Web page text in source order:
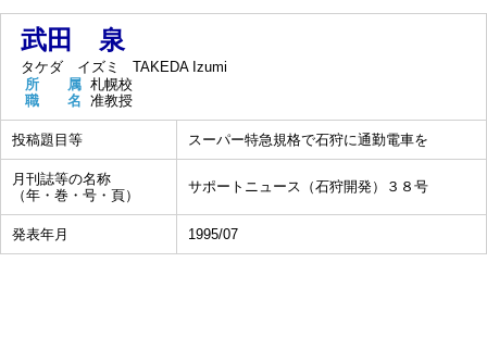
武田 泉
タケダ イズミ
TAKEDA Izumi
所 属 札幌校
職 名 准教授
投稿題目等 スーパー特急規格で石狩に通勤電車を
月刊誌等の名称
（年・巻・号・頁）
サポートニュース（石狩開発）３８号
発表年月 1995/07